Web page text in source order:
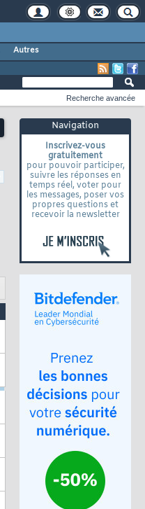
Autres
Recherche avancée
Navigation
Inscrivez-vous
gratuitement
pour pouvoir participer,
suivre les réponses en
temps réel, voter pour
les messages, poser vos
propres questions et
recevoir la newsletter